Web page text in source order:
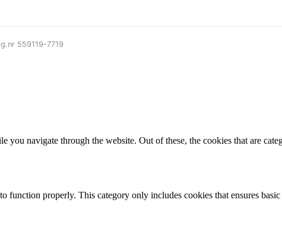
559119-7719
navigate through the website. Out of these, the cookies that are
function properly. This category only includes cookies that ensures